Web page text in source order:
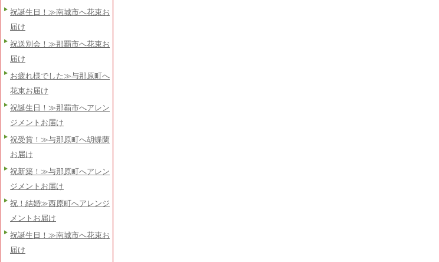
祝誕生日！≫南城市へ花束お
届け
祝送別会！≫那覇市へ花束お
届け
お疲れ様でした≫与那原町へ
花束お届け
祝誕生日！≫那覇市へアレン
ジメントお届け
祝受賞！≫与那原町へ胡蝶蘭
お届け
祝新築！≫与那原町へアレン
ジメントお届け
祝！結婚≫西原町へアレンジ
メントお届け
祝誕生日！≫南城市へ花束お
届け